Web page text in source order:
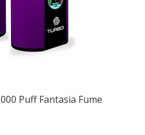
Puff Fantasia Fume